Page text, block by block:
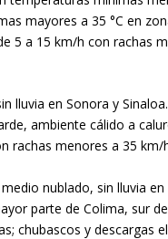
mayores a 35 °C en
5 a 15 km/h con rachas
lluvia en Sonora y
ambiente cálido a
rachas menores a 35 km/
nublado, sin lluvia
parte de Colima, sur
chubascos y descargas